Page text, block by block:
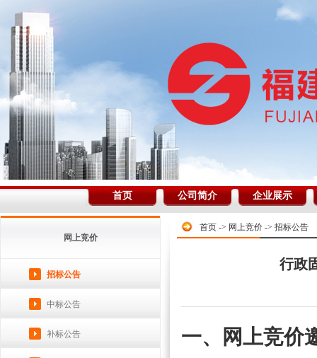
首页 公司简介 企业展示
网上竞价
招标公告
中标公告
补标公告
首页 -> 网上竞价 -> 招标公告
行政
一、网上竞价